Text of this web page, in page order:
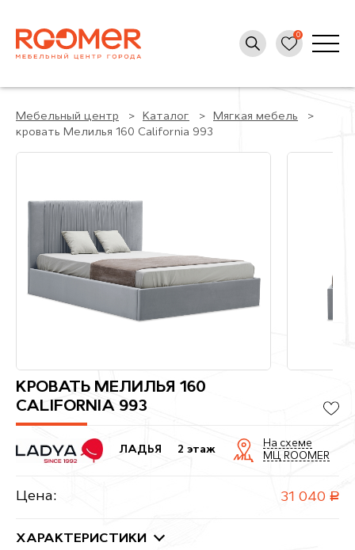
Мебельный центр Каталог
Мягкая мебель
кровать Мелилья 160 California 993
КРОВАТЬ МЕЛИЛЬЯ 160
CALIFORNIA 993
ЛАДЬЯ 2 этаж
На схеме
МЦ ROOMER
Цена: 31 040 руб.
ХАРАКТЕРИСТИКИ